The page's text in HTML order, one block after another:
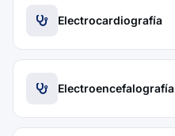
Electrocardiografía
Electroencefalografía